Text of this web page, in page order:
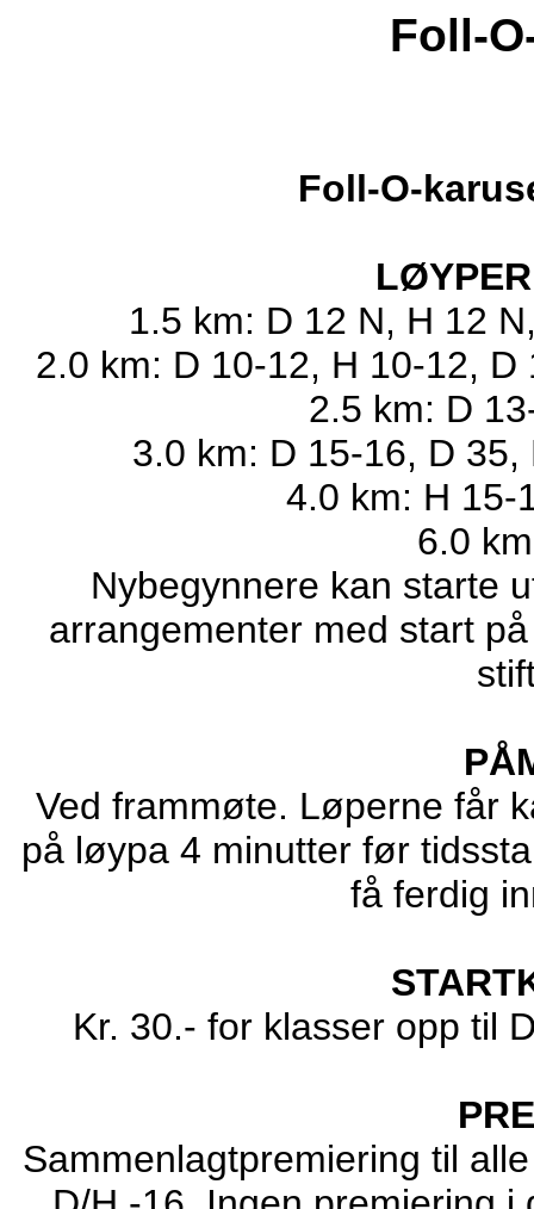
Foll-
Foll-O-
1.5 km: D 12 N, H 12
2.0 km: D 10-12, H 10-12,
2.5 km: D
3.0 km: D 15-16, D
4.0 km: H 15-
6.0
Nybegynnere kan starte
arrangementer med start
Ved frammøte. Løperne får
på løypa 4 minutter før
få ferdig
Kr. 30.- for klasser opp til
Sammenlagtpremiering til